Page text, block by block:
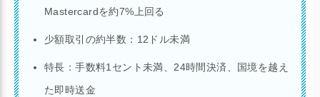
Mastercardを約7%上回る
少額取引の約半数：12ドル未満
特長：手数料1セント未満、24時間決済、国境を越え
た即時送金